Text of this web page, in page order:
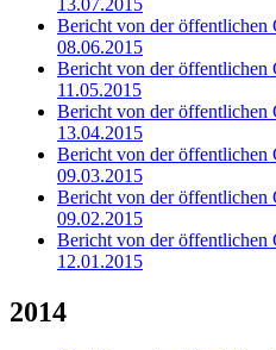
Bericht von der öffentlichen
08.06.2015
Bericht von der öffentlichen
11.05.2015
Bericht von der öffentlichen
13.04.2015
Bericht von der öffentlichen
09.03.2015
Bericht von der öffentlichen
09.02.2015
Bericht von der öffentlichen
12.01.2015
2014